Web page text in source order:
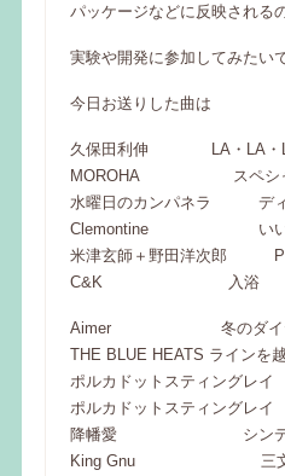
パッケージなどに反映される
実験や開発に参加してみたい
今日お送りした曲は
久保田利伸 LA・LA・
MOROHA スペシ
水曜日のカンパネラ ディ
Clemontine いい湯
米津玄師＋野田洋次郎
C&K 入浴
Aimer 冬のダイヤ
THE BLUE HEATS ラインを
ポルカドットスティング
ポルカドットスティング
降幡愛 シンデレ
King Gnu 三文